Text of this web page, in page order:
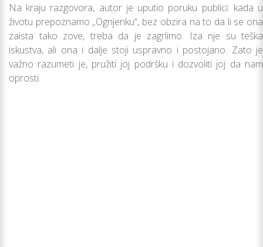
Na kraju razgovora, autor je uputio poruku publici: kada u
životu prepoznamo „Ognjenku“, bez obzira na to da li se ona
zaista tako zove, treba da je zagrlimo. Iza nje su teška
iskustva, ali ona i dalјe stoji uspravno i postojano. Zato je
važno razumeti je, pružiti joj podršku i dozvoliti joj da nam
oprosti.